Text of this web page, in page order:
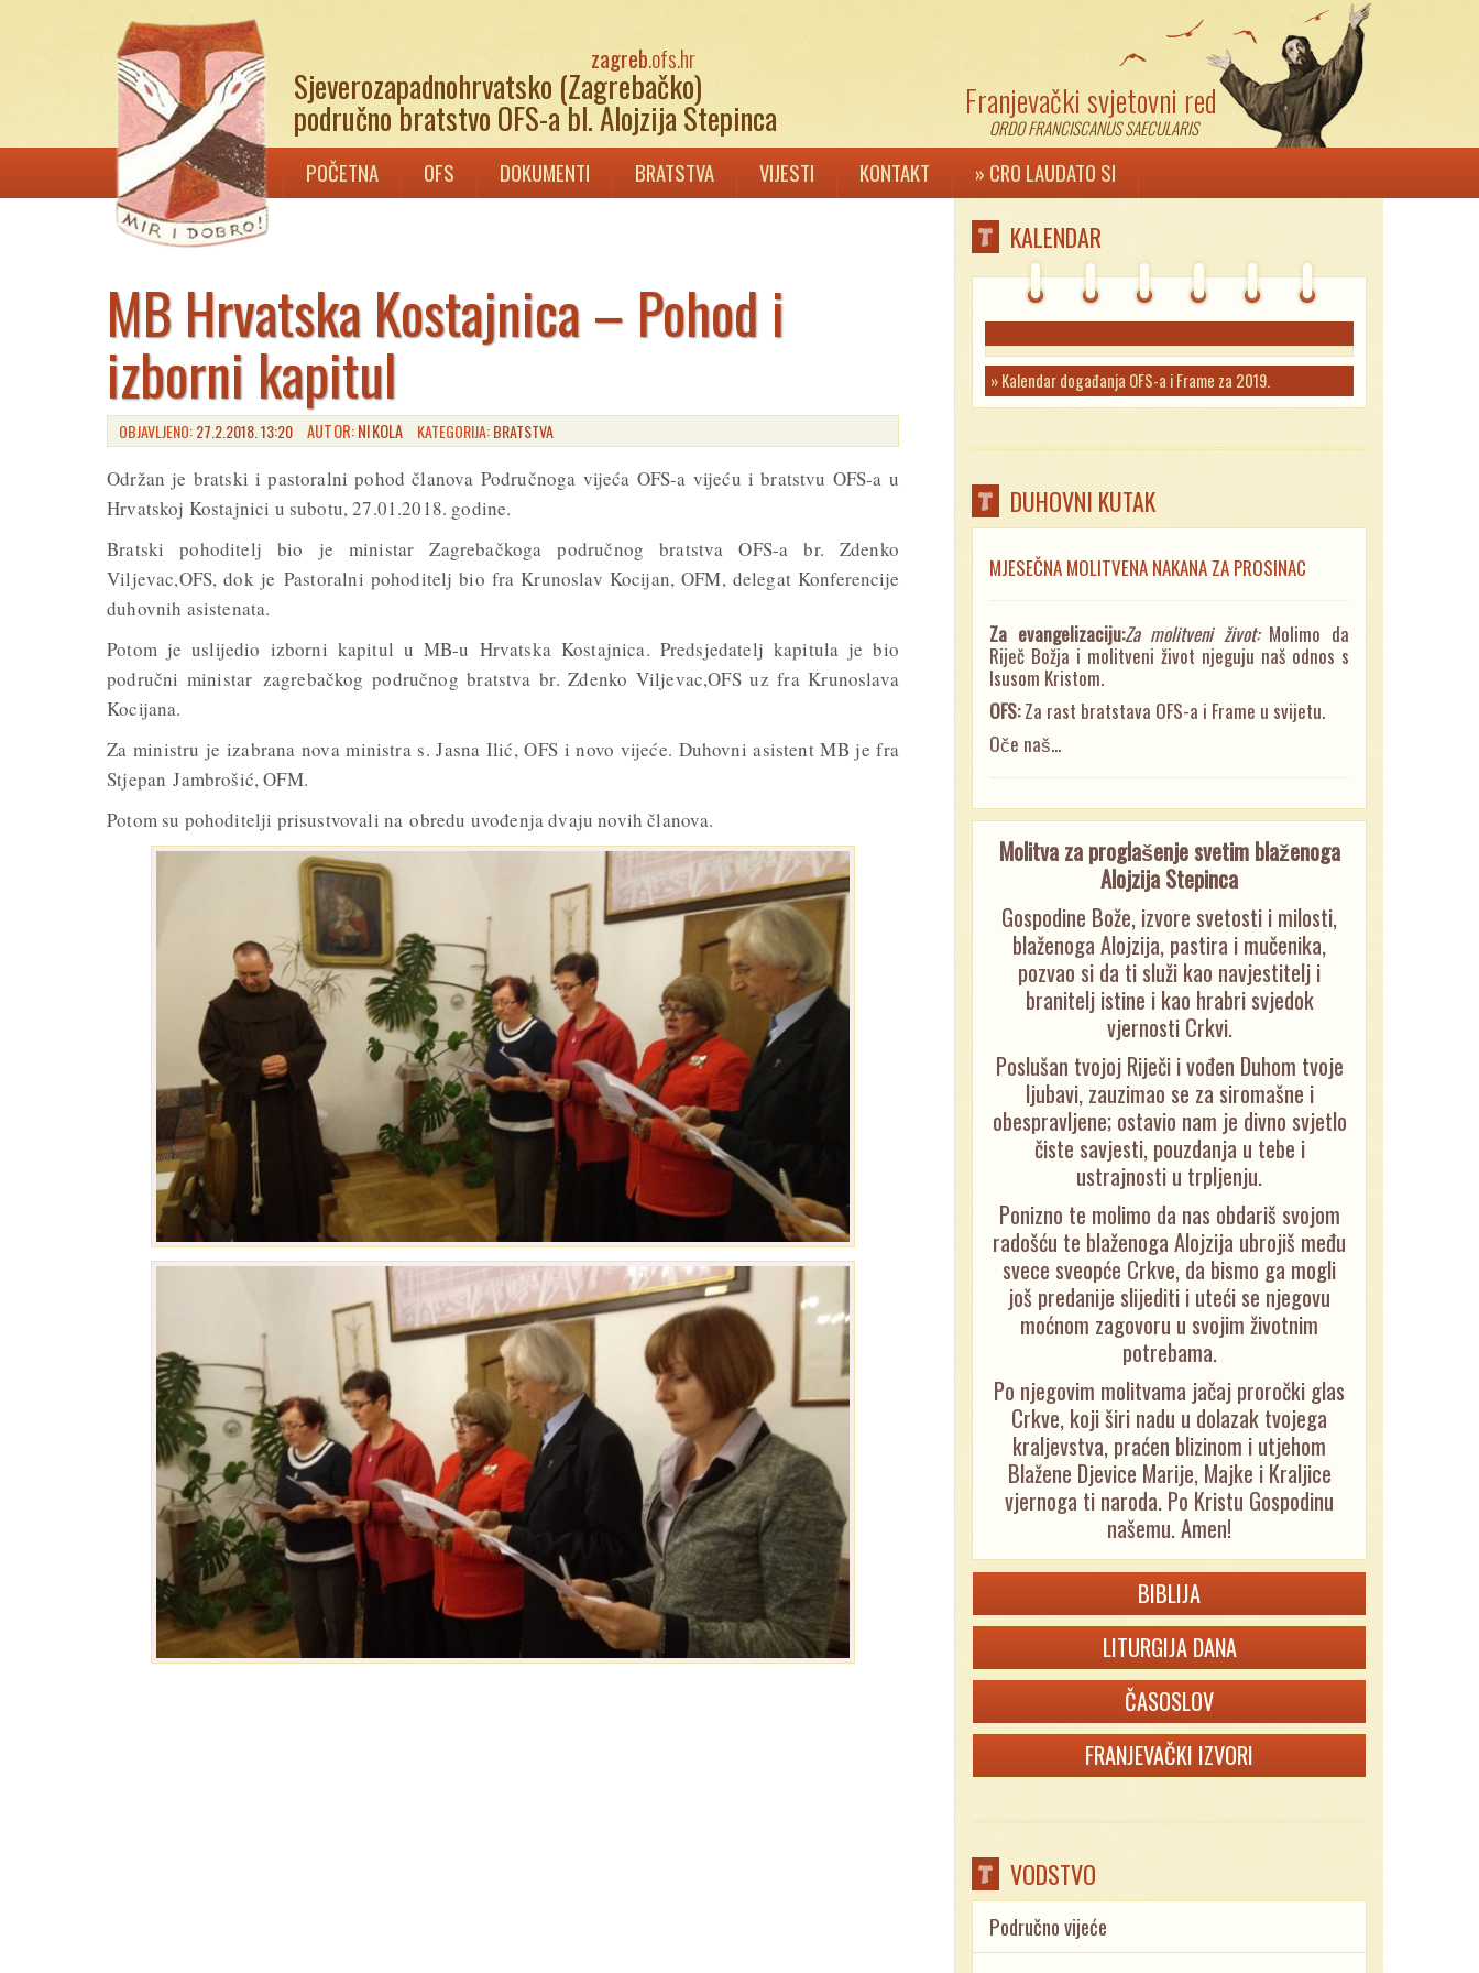
Franjevački svjetovni red
ORDO FRANCISCANUS SAECULARIS
zagreb.ofs.hr
Sjeverozapadnohrvatsko (Zagrebačko)
područno bratstvo OFS-a bl. Alojzija Stepinca
POČETNA OFS DOKUMENTI BRATSTVA VIJESTI KONTAKT » CRO LAUDATO SI
MB Hrvatska Kostajnica – Pohod i
izborni kapitul
OBJAVLJENO:27.2.2018. 13:20 AUTOR:NIKOLA KATEGORIJA:BRATSTVA
Održan je bratski i pastoralni pohod članova Područnoga vijeća OFS-a vijeću i bratstvu OFS-a u
Hrvatskoj Kostajnici u subotu, 27.01.2018. godine.
Bratski pohoditelj bio je ministar Zagrebačkoga područnog bratstva OFS-a br. Zdenko
Viljevac,OFS, dok je Pastoralni pohoditelj bio fra Krunoslav Kocijan, OFM, delegat Konferencije
duhovnih asistenata.
Potom je uslijedio izborni kapitul u MB-u Hrvatska Kostajnica. Predsjedatelj kapitula je bio
područni ministar zagrebačkog područnog bratstva br. Zdenko Viljevac,OFS uz fra Krunoslava
Kocijana.
Za ministru je izabrana nova ministra s. Jasna Ilić, OFS i novo vijeće. Duhovni asistent MB je fra
Stjepan Jambrošić, OFM.
Potom su pohoditelji prisustvovali na obredu uvođenja dvaju novih članova.
KALENDAR
» Kalendar događanja OFS-a i Frame za 2019.
DUHOVNI KUTAK
MJESEČNA MOLITVENA NAKANA ZA PROSINAC
Za evangelizaciju:Za molitveni život: Molimo da
Riječ Božja i molitveni život njeguju naš odnos s
Isusom Kristom.
OFS:Za rast bratstava OFS-a i Frame u svijetu.
Oče naš...
Molitva za proglašenje svetim blaženoga
Alojzija Stepinca
Gospodine Bože, izvore svetosti i milosti,
blaženoga Alojzija, pastira i mučenika,
pozvao si da ti služi kao navjestitelj i
branitelj istine i kao hrabri svjedok
vjernosti Crkvi.
Poslušan tvojoj Riječi i vođen Duhom tvoje
ljubavi, zauzimao se za siromašne i
obespravljene; ostavio nam je divno svjetlo
čiste savjesti, pouzdanja u tebe i
ustrajnosti u trpljenju.
Ponizno te molimo da nas obdariš svojom
radošću te blaženoga Alojzija ubrojiš među
svece sveopće Crkve, da bismo ga mogli
još predanije slijediti i uteći se njegovu
moćnom zagovoru u svojim životnim
potrebama.
Po njegovim molitvama jačaj proročki glas
Crkve, koji širi nadu u dolazak tvojega
kraljevstva, praćen blizinom i utjehom
Blažene Djevice Marije, Majke i Kraljice
vjernoga ti naroda. Po Kristu Gospodinu
našemu. Amen!
BIBLIJA
LITURGIJA DANA
ČASOSLOV
FRANJEVAČKI IZVORI
VODSTVO
Područno vijeće